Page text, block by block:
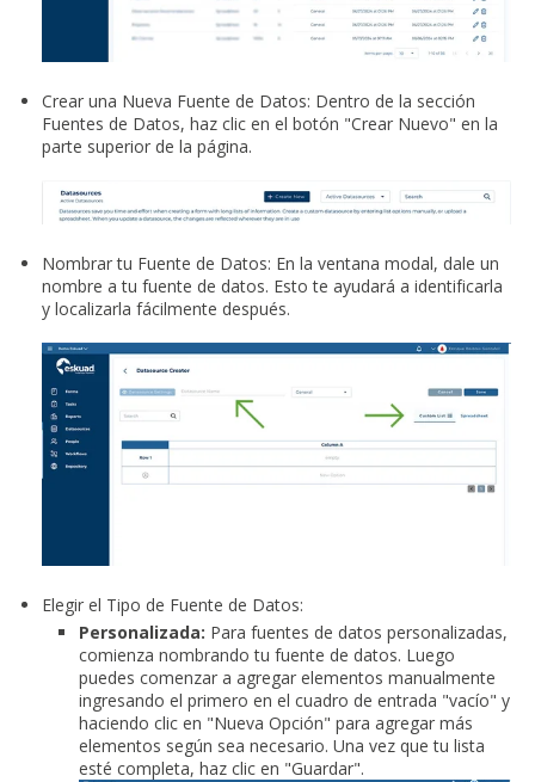
Crear una Nueva Fuente de Datos: Dentro de la sección
Fuentes de Datos, haz clic en el botón "Crear Nuevo" en la
parte superior de la página.
Nombrar tu Fuente de Datos: En la ventana modal, dale un
nombre a tu fuente de datos. Esto te ayudará a identificarla
y localizarla fácilmente después.
Elegir el Tipo de Fuente de Datos:
Personalizada: Para fuentes de datos personalizadas,
comienza nombrando tu fuente de datos. Luego
puedes comenzar a agregar elementos manualmente
ingresando el primero en el cuadro de entrada "vacío" y
haciendo clic en "Nueva Opción" para agregar más
elementos según sea necesario. Una vez que tu lista
esté completa, haz clic en "Guardar".